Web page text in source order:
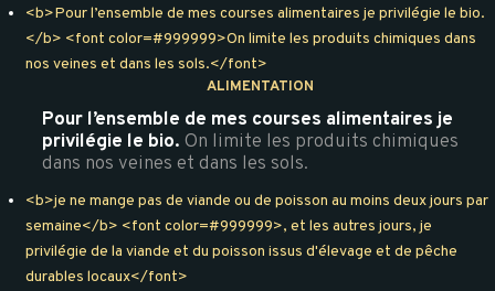
<b>Pour l’ensemble de mes courses alimentaires je privilégie le bio.
</b> <font color=#999999>On limite les produits chimiques dans
nos veines et dans les sols.</font>
ALIMENTATION
Pour l’ensemble de mes courses alimentaires je
privilégie le bio. On limite les produits chimiques
dans nos veines et dans les sols.
<b>je ne mange pas de viande ou de poisson au moins deux jours par
semaine</b> <font color=#999999>, et les autres jours, je
privilégie de la viande et du poisson issus d'élevage et de pêche
durables locaux</font>